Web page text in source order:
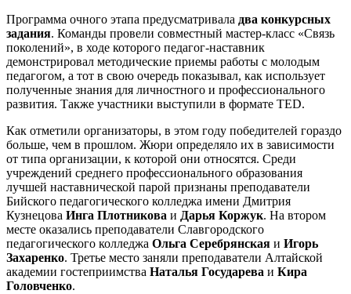
Программа очного этапа предусматривала два конкурсных
задания. Команды провели совместный мастер-класс «Связь
поколений», в ходе которого педагог-наставник
демонстрировал методические приемы работы с молодым
педагогом, а тот в свою очередь показывал, как использует
полученные знания для личностного и профессионального
развития. Также участники выступили в формате TED.
Как отметили организаторы, в этом году победителей гораздо
больше, чем в прошлом. Жюри определяло их в зависимости
от типа организации, к которой они относятся. Среди
учреждений среднего профессионального образования
лучшей наставнической парой признаны преподаватели
Бийского педагогического колледжа имени Дмитрия
Кузнецова Инга Плотникова и Дарья Коржук. На втором
месте оказались преподаватели Славгородского
педагогического колледжа Ольга Серебрянская и Игорь
Захаренко. Третье место заняли преподаватели Алтайской
академии гостеприимства Наталья Государева и Кира
Головченко.